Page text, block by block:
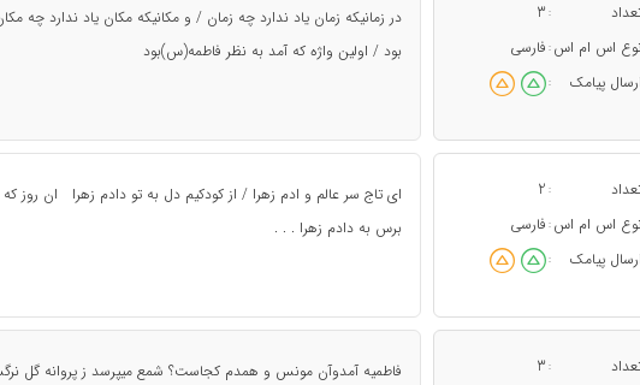
:
3
نوع اس ام اس : فارسی
ارسال پیامک
:
در زمانیکه زمان یاد ندارد چه زمان / و مکانیکه مکان یاد ندارد
بود / اولین واژه که آمد به نظر فاطمه(س)بود
:
2
نوع اس ام اس : فارسی
ارسال پیامک
:
ای تاج سر عالم و ادم زهرا / از کودکیم دل به تو دادم زهرا ان
برس به دادم زهرا . . .
:
3
فاطمیه آمدوآن مونس و همدم کجاست؟ شمع میپرسد ز پروانه گل